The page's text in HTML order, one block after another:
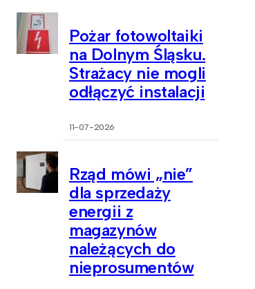
Pożar fotowoltaiki
na Dolnym Śląsku.
Strażacy nie mogli
odłączyć instalacji
11-07-2026
Rząd mówi „nie”
dla sprzedaży
energii z
magazynów
należących do
nieprosumentów